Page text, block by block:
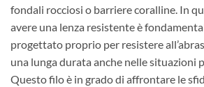
fondali rocciosi o barriere coralline. In
avere una lenza resistente è
progettato proprio per resistere
una lunga durata anche nelle situazioni
Questo filo è in grado di affrontare le